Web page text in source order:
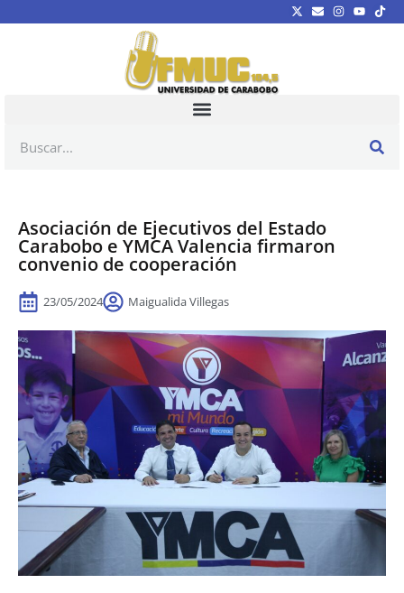
Asociación de Ejecutivos del Estado
Carabobo e YMCA Valencia firmaron
convenio de cooperación
23/05/2024 Maigualida Villegas